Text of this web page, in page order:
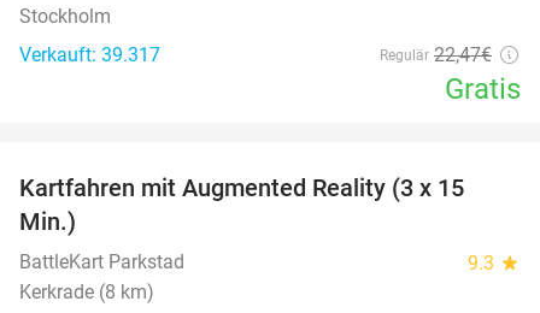
Stockholm
Verkauft: 39.317
Regulär 22,47€
Gratis
Kartfahren mit Augmented Reality (3 x 15
Min.)
BattleKart Parkstad 9.3 star
Kerkrade (8 km)